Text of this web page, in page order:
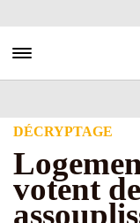
au
principal
Toggle navigation
DÉCRYPTAGE
votent